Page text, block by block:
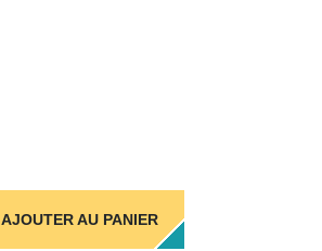
AJOUTER AU PANIER